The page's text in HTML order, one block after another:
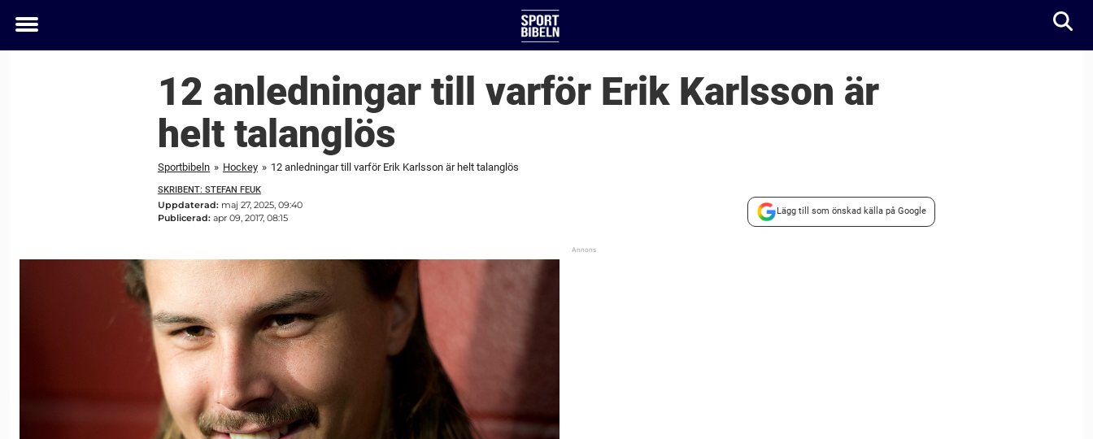
Toggle
12 anledningar till varför Erik Karlsson är
helt talanglös
Sportbibeln » Hockey » 12 anledningar till varför Erik Karlsson är helt talanglös
SKRIBENT: STEFAN FEUK
Uppdaterad: maj 27, 2025, 09:40
Publicerad: apr 09, 2017, 08:15
Lägg till som önskad källa på Google